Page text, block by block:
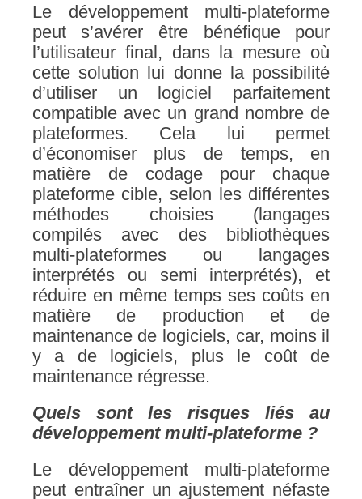
Le développement multi-plateforme
peut s’avérer être bénéfique pour
l’utilisateur final, dans la mesure où
cette solution lui donne la possibilité
d’utiliser un logiciel parfaitement
compatible avec un grand nombre de
plateformes. Cela lui permet
d’économiser plus de temps, en
matière de codage pour chaque
plateforme cible, selon les différentes
méthodes choisies (langages
compilés avec des bibliothèques
multi-plateformes ou langages
interprétés ou semi interprétés), et
réduire en même temps ses coûts en
matière de production et de
maintenance de logiciels, car, moins il
y a de logiciels, plus le coût de
maintenance régresse.
Quels sont les risques liés au
développement multi-plateforme ?
Le développement multi-plateforme
peut entraîner un ajustement néfaste